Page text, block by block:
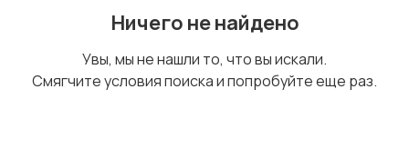
Ничего не найдено
Увы, мы не нашли то, что вы искали.
Смягчите условия поиска и попробуйте еще раз.